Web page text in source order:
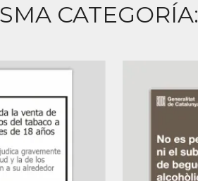
CATEGORÍA: